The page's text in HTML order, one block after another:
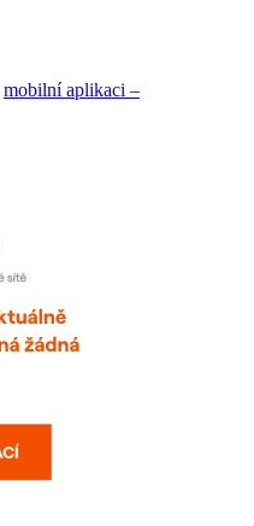
mobilní aplikaci –